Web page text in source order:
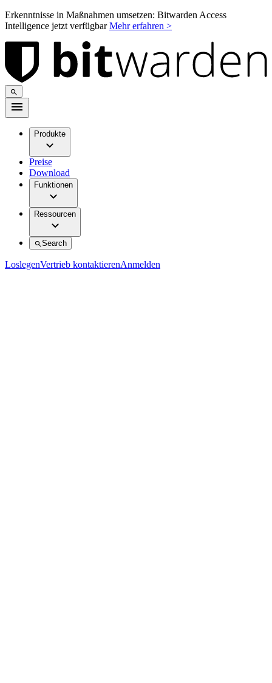
Erkenntnisse in Maßnahmen umsetzen: Bitwarden Access
Intelligence jetzt verfügbarMehr erfahren >
Produkte
Preise
Download
Funktionen
Ressourcen
Search
LoslegenVertrieb kontaktierenAnmelden